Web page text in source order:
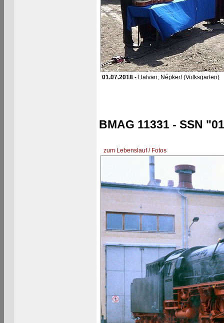
01.07.2018- Hatvan, Népkert (Volksgarten)
BMAG 11331 - SSN
zum Lebenslauf / Fotos